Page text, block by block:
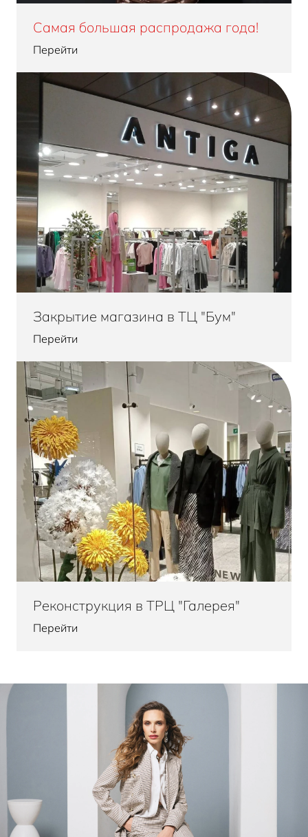
Самая большая распродажа года!
Перейти
Закрытие магазина в ТЦ "Бум"
Перейти
Реконструкция в ТРЦ "Галерея"
Перейти